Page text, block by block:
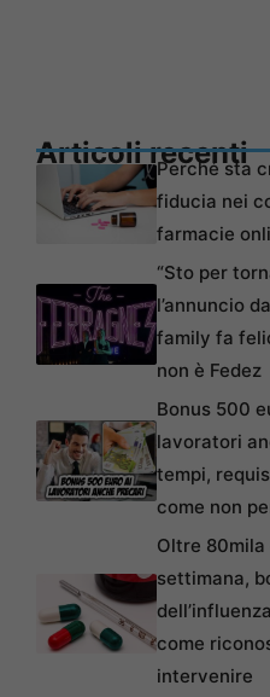
Articoli recenti
Perché sta
fiducia nei
farmacie
“Sto per
l’annuncio
family fa
non è Fedez
Bonus 500
lavoratori
tempi,
come non
Oltre 80mila
settimana,
come
intervenire